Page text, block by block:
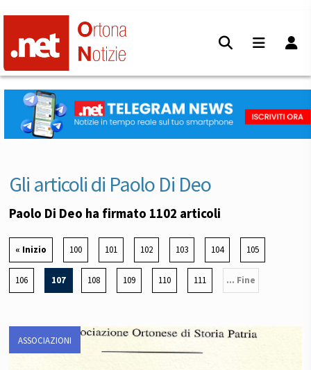
Gli articoli di Paolo Di Deo
Paolo Di Deo ha firmato 1102 articoli
« Inizio 100 101 102 103 104 105
106 107 108 109 110 111 ... Fine
ASSOCIAZIONI